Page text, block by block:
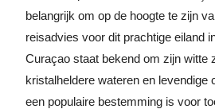
belangrijk om op de hoogte te zijn
reisadvies voor dit prachtige eiland
Curaçao staat bekend om zijn witte
kristalheldere wateren en levendige
een populaire bestemming is voor